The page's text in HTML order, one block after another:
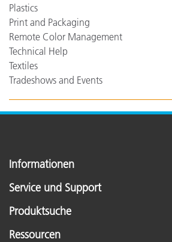
Plastics
Print and Packaging
Remote Color Management
Technical Help
Textiles
Tradeshows and Events
Informationen
Service und Support
Produktsuche
Ressourcen